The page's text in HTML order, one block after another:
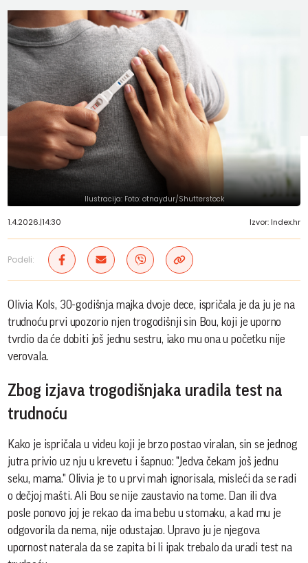
Ilustracija: Foto: otnaydur/Shutterstock
1.4.2026.|14:30 Izvor: Index.hr
Podeli:
Olivia Kols, 30-godišnja majka dvoje dece, ispričala je da ju je na
trudnoću prvi upozorio njen trogodišnji sin Bou, koji je uporno
tvrdio da će dobiti još jednu sestru, iako mu ona u početku nije
verovala.
Zbog izjava trogodišnjaka uradila test na
trudnoću
Kako je ispričala u videu koji je brzo postao viralan, sin se jednog
jutra privio uz nju u krevetu i šapnuo: "Jedva čekam još jednu
seku, mama." Olivia je to u prvi mah ignorisala, misleći da se radi
o dečjoj mašti. Ali Bou se nije zaustavio na tome. Dan ili dva
posle ponovo joj je rekao da ima bebu u stomaku, a kad mu je
odgovorila da nema, nije odustajao. Upravo ju je njegova
upornost naterala da se zapita bi li ipak trebalo da uradi test na